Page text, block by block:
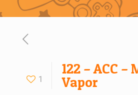
1
122 – ACC –
Vapor